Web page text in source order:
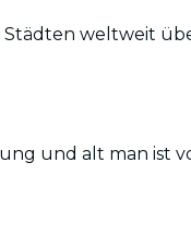
weltweit
und alt man ist